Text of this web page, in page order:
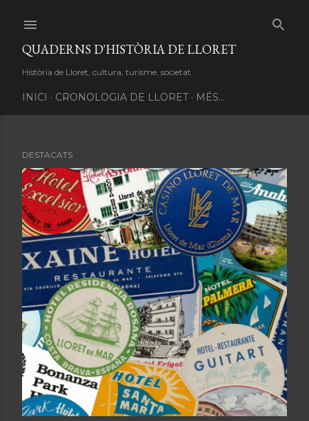
QUADERNS D'HISTÒRIA DE LLORET
Història de Lloret, cultura, turisme, societat
INICI CRONOLOGIA DE LLORET MÉS…
E
n
t
r
a
d
e
s
DESTACATS